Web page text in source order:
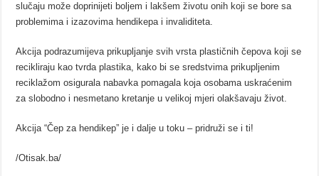
slučaju može doprinijeti boljem i lakšem životu onih koji se bore sa
problemima i izazovima hendikepa i invaliditeta.
Akcija podrazumijeva prikupljanje svih vrsta plastičnih čepova koji se
recikliraju kao tvrda plastika, kako bi se sredstvima prikupljenim
reciklažom osigurala nabavka pomagala koja osobama uskraćenim
za slobodno i nesmetano kretanje u velikoj mjeri olakšavaju život.
Akcija “Čep za hendikep” je i dalje u toku – pridruži se i ti!
/Otisak.ba/